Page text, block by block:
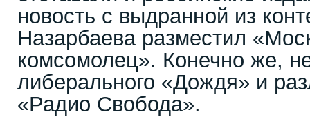
новость с выдранной из
Назарбаева разместил
комсомолец». Конечно же,
либерального «Дождя» и
«Радио Свобода».